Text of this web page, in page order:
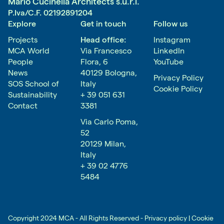
P.Iva/C.F. 02192891204
Explore
Projects
MCA World
People
News
SOS School of
Sustainability
Contact
Get in touch
Head office:
Via Francesco
Flora, 6
40129 Bologna,
Italy
+ 39 051 631
3381
Via Carlo Poma,
52
20129 Milan,
Italy
+ 39 02 4776
5484
Follow us
Instagram
LinkedIn
YouTube
Privacy Policy
Cookie Policy
Copyright 2024 MCA - All Rights Reserved - Privacy policy |Cookie